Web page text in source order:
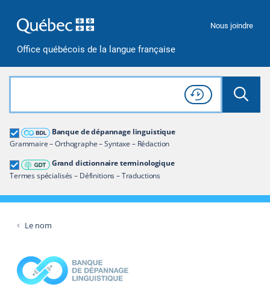
Office québécois de la langue française
Nous joindre
Rechercher dans tout le site
Lancer
Consulter l'
Historique
de recherche
Banque de dépannage linguistique
Grammaire – Orthographe – Syntaxe – Rédaction
Grand dictionnaire terminologique
Termes spécialisés – Définitions – Traductions
Grand dictionnaire terminologique
Restreindre aux termes
Le nom